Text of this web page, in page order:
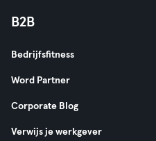
B2B
Bedrijfsfitness
Word Partner
Corporate Blog
Verwijs je werkgever